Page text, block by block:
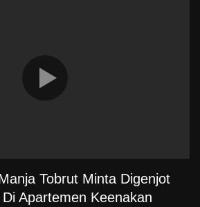
Tobrut Minta Digenjot
Apartemen Keenakan